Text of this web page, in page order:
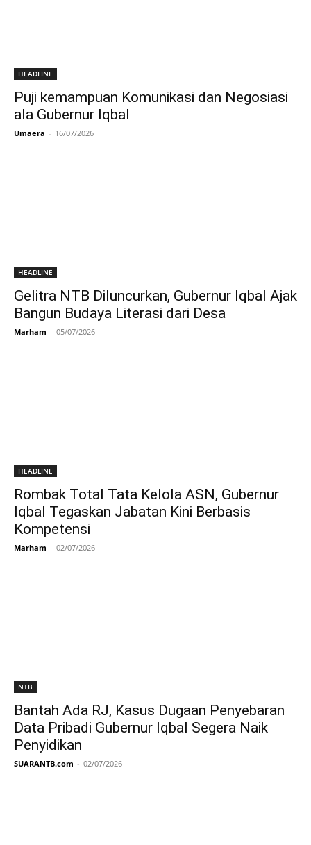
HEADLINE
Puji kemampuan Komunikasi dan Negosiasi
ala Gubernur Iqbal
Umaera - 16/07/2026
HEADLINE
Gelitra NTB Diluncurkan, Gubernur Iqbal Ajak
Bangun Budaya Literasi dari Desa
Marham - 05/07/2026
HEADLINE
Rombak Total Tata Kelola ASN, Gubernur
Iqbal Tegaskan Jabatan Kini Berbasis
Kompetensi
Marham - 02/07/2026
NTB
Bantah Ada RJ, Kasus Dugaan Penyebaran
Data Pribadi Gubernur Iqbal Segera Naik
Penyidikan
SUARANTB.com - 02/07/2026